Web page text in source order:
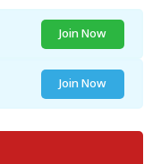
Join Now
Join Now